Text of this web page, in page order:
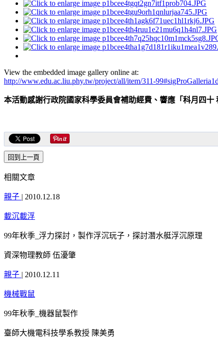
View the embedded image gallery online at:
http://www.edu.ac.liu.phy.tw/project/all/item/311-
本活動感謝行政院國家科學委員會補助經費、響應「科月四十
相關文章
親子 | 2010.12.18
載沉載浮
99年秋季_浮力探討，製作浮沉玩子，探討潛水艇浮沉原理
資深物理教師 伍瀀肇
親子 | 2010.12.11
機械戰鼠
99年秋季_機器鼠製作
臺師大機電科技學系教授 陳美勇